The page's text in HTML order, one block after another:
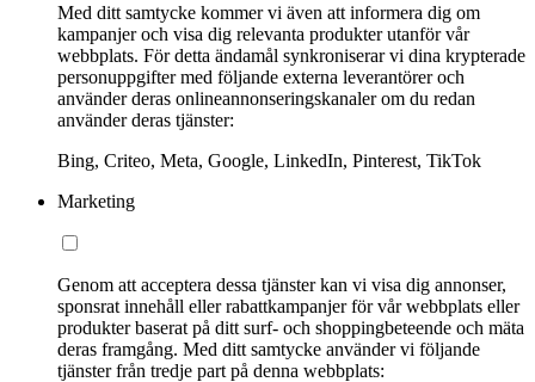
Med ditt samtycke kommer vi även att informera dig om
kampanjer och visa dig relevanta produkter utanför vår
webbplats. För detta ändamål synkroniserar vi dina krypterade
personuppgifter med följande externa leverantörer och
använder deras onlineannonseringskanaler om du redan
använder deras tjänster:
Bing, Criteo, Meta, Google, LinkedIn, Pinterest, TikTok
Marketing
Genom att acceptera dessa tjänster kan vi visa dig annonser,
sponsrat innehåll eller rabattkampanjer för vår webbplats eller
produkter baserat på ditt surf- och shoppingbeteende och mäta
deras framgång. Med ditt samtycke använder vi följande
tjänster från tredje part på denna webbplats: